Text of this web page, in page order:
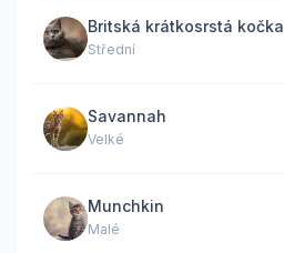
Britská krátkosrstá kočka
Střední
Savannah
Velké
Munchkin
Malé